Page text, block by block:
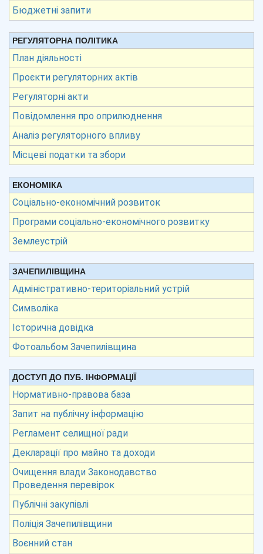
Бюджетні запити
РЕГУЛЯТОРНА ПОЛІТИКА
План діяльності
Проєкти регуляторних актів
Регуляторні акти
Повідомлення про оприлюднення
Аналіз регуляторного впливу
Місцеві податки та збори
ЕКОНОМІКА
Соціально-економічний розвиток
Програми соціально-економічного розвитку
Землеустрій
ЗАЧЕПИЛІВЩИНА
Адміністративно-територіальний устрій
Символіка
Історична довідка
Фотоальбом Зачепилівщина
ДОСТУП ДО ПУБ. ІНФОРМАЦІЇ
Нормативно-правова база
Запит на публічну інформацію
Регламент селищної ради
Декларації про майно та доходи
Очищення влади Законодавство
Проведення перевірок
Публічні закупівлі
Поліція Зачепилівщини
Воєнний стан